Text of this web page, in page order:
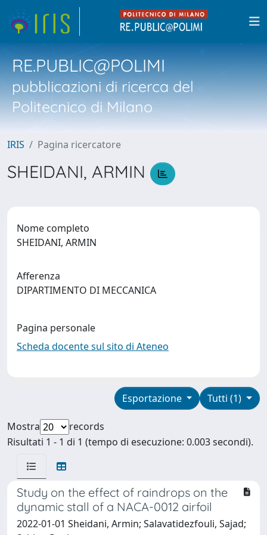
RE.PUBLIC@POLIMI
pubblicazioni di ricerca del
Politecnico di Milano
IRIS Pagina ricercatore
SHEIDANI, ARMIN
Nome completo
SHEIDANI, ARMIN
Afferenza
DIPARTIMENTO DI MECCANICA
Pagina personale
Scheda docente sul sito di Ateneo
Tutti (1)
Esportazione
Mostra
records
Risultati 1 - 1 di 1 (tempo di esecuzione: 0.003 secondi).
Study on the effect of raindrops on the
dynamic stall of a NACA-0012 airfoil
2022-01-01 Sheidani, Armin; Salavatidezfouli, Sajad;